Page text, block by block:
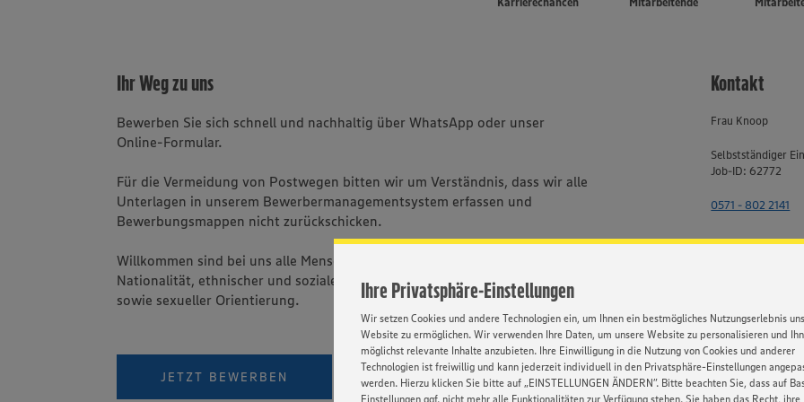
Ihre Privatsphäre-Einstellungen
Wir setzen Cookies und andere Technologien ein, um Ihnen ein bestmögliches Nutzungserlebnis
Website zu ermöglichen. Wir verwenden Ihre Daten, um unsere Website zu personalisieren und
möglichst relevante Inhalte anzubieten. Ihre Einwilligung in die Nutzung von Cookies und anderer
Technologien ist freiwillig und kann jederzeit individuell in den Privatsphäre-Einstellungen
werden. Hierzu klicken Sie bitte auf „EINSTELLUNGEN ÄNDERN”. Bitte beachten Sie, dass auf
Einstellungen ggf. nicht mehr alle Funktionalitäten zur Verfügung stehen. Sie haben das Recht, ihre
Ihr Weg zu uns
Bewerben Sie sich schnell und nachhaltig über WhatsApp oder unser
Online-Formular.
Für die Vermeidung von Postwegen bitten wir um Verständnis, dass wir alle
Unterlagen in unserem Bewerbermanagementsystem erfassen und
Bewerbungsmappen nicht zurückschicken.
Willkommen sind bei uns alle Menschen - unabhängig von Geschlecht,
Nationalität, ethnischer und sozialer Herkunft, Behinderung, Religion, Alter
sowie sexueller Orientierung.
JETZT BEWERBEN PER WHATSAPP
Kontakt
Frau Knoop
Selbstständiger
Job-ID: 62772
0571 - 802 2141